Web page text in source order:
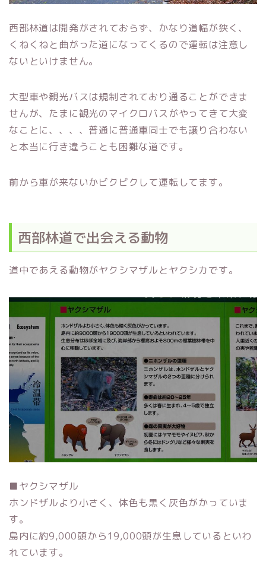
西部林道は開発がされておらず、かなり道幅が狭く、
くねくねと曲がった道になってくるので運転は注意し
ないといけません。
大型車や観光バスは規制されており通ることができま
せんが、たまに観光のマイクロバスがやってきて大変
なことに、、、、普通に普通車同士でも譲り合わない
と本当に行き違うことも困難な道です。
前から車が来ないかビクビクして運転してます。
西部林道で出会える動物
道中であえる動物がヤクシマザルとヤクシカです。
■ヤクシマザル
ホンドザルより小さく、体色も黒く灰色がかっていま
す。
島内に約9,000頭から19,000頭が生息しているといわ
れています。